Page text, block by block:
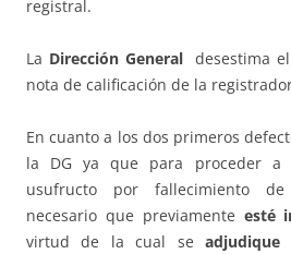
registral.
La Dirección Generaldesestima el
nota de calificación de la
En cuanto a los dos primeros
la DG ya que para proceder a
usufructo por fallecimiento
necesario que previamente esté
virtud de la cual se adjudique